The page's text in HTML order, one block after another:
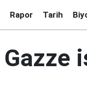
Rapor Tarih